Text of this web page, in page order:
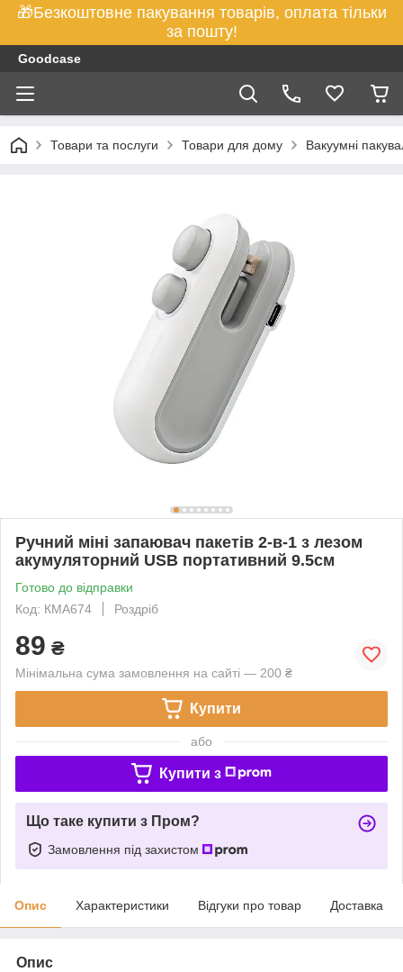
🎁Безкоштовне пакування товарів, оплата тільки
за пошту!
Goodcase
Товари та послуги Товари для дому Вакуумні
Ручний міні запаювач пакетів 2-в-1 з лезом
акумуляторний USB портативний 9.5см
Готово до відправки
Код: КMA674
Роздріб
89 ₴
Мінімальна сума замовлення на сайті — 200 ₴
Купити
або
Купити з
Що таке купити з Пром?
Замовлення під захистом
Опис Характеристики Відгуки про товар Доставка
Опис